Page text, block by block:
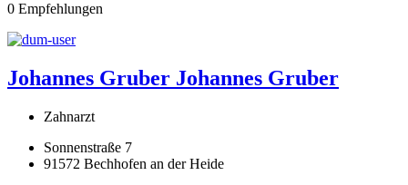
0 Empfehlungen
Johannes Gruber Johannes Gruber
Zahnarzt
Sonnenstraße 7
91572 Bechhofen an der Heide